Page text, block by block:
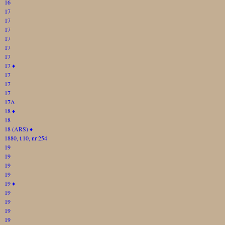
16
17
17
17
17
17
17
17♦
17
17
17
17A
18♦
18
18 (ARS)♦
1880, t.10, nr 254
19
19
19
19
19♦
19
19
19
19